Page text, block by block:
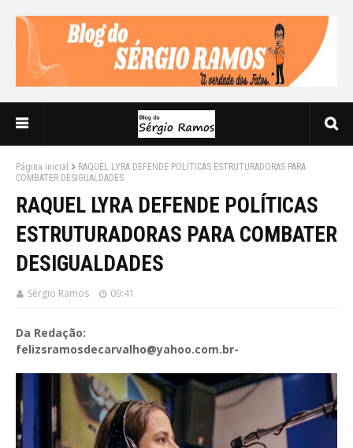
Página inicial
RAQUEL LYRA DEFENDE POLÍTICAS ESTRUTURADORAS PARA
COMBATER DESIGUALDADES
RAQUEL LYRA DEFENDE POLÍTICAS
ESTRUTURADORAS PARA COMBATER
DESIGUALDADES
Sérgio Ramos 09:41
Da Redação:
felizsramosdecarvalho@yahoo.com.br-